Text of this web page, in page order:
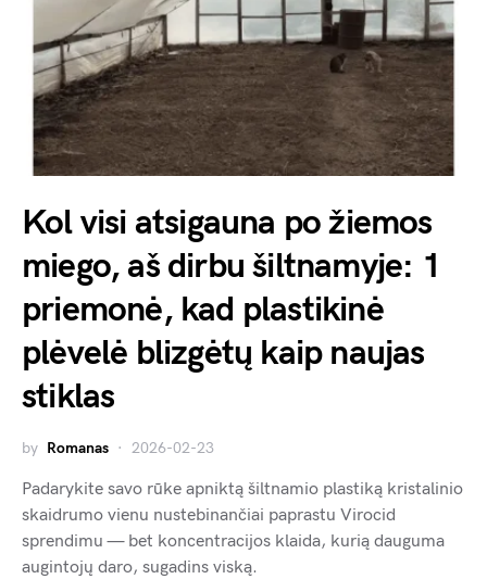
Kol visi atsigauna po žiemos
miego, aš dirbu šiltnamyje: 1
priemonė, kad plastikinė
plėvelė blizgėtų kaip naujas
stiklas
by Romanas 2026-02-23
Padarykite savo rūke apniktą šiltnamio plastiką kristalinio
skaidrumo vienu nustebinančiai paprastu Virocid
sprendimu — bet koncentracijos klaida, kurią dauguma
augintojų daro, sugadins viską.